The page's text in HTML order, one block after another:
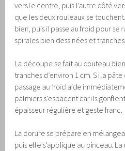
vers le centre, puis l’autre côté
que les deux rouleaux se
bien, puis il passe au froid pour se
spirales bien dessinées et
La découpe se fait au couteau
tranches d’environ 1 cm. Si la
passage au froid aide
palmiers s’espacent car ils
épaisseur régulière et geste franc.
La dorure se prépare en
puis elle s’applique au pinceau. La